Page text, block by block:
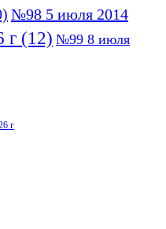
№98 5 июля 2014
г (12) №99 8 июля
г